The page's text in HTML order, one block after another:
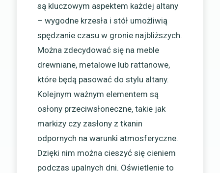
są kluczowym aspektem każdej altany
– wygodne krzesła i stół umożliwią
spędzanie czasu w gronie najbliższych.
Można zdecydować się na meble
drewniane, metalowe lub rattanowe,
które będą pasować do stylu altany.
Kolejnym ważnym elementem są
osłony przeciwsłoneczne, takie jak
markizy czy zasłony z tkanin
odpornych na warunki atmosferyczne.
Dzięki nim można cieszyć się cieniem
podczas upalnych dni. Oświetlenie to